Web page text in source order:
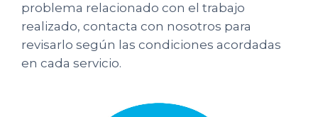
problema relacionado con el trabajo
realizado, contacta con nosotros para
revisarlo según las condiciones acordadas
en cada servicio.